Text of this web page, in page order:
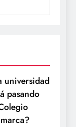
universidad
pasando